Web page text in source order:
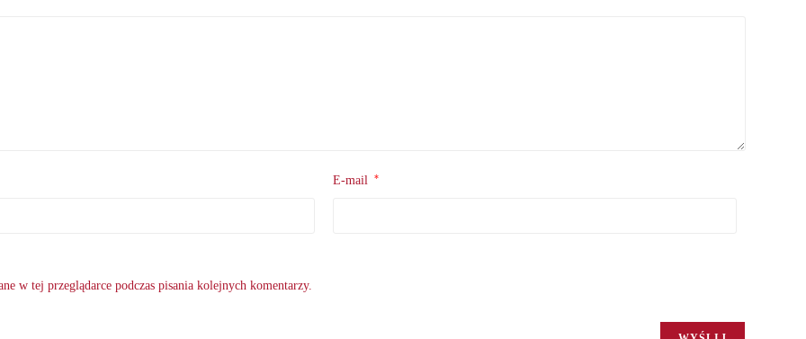
E-mail *
w tej przeglądarce podczas pisania kolejnych komentarzy.